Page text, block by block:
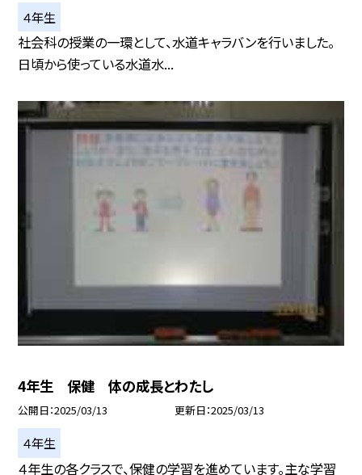
４年生
社会科の授業の一環として、水道キャラバンを行いました。
日頃から使っている水道水...
4年生 保健 体の成長とわたし
公開日 2025/03/13 更新日 2025/03/13
４年生
４年生の各クラスで、保健の学習を進めています。主な学習